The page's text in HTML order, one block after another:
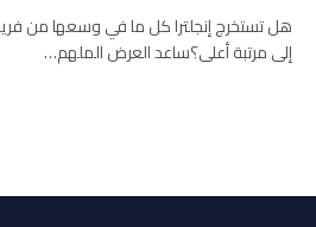
هل تستخرج إنجلترا كل ما في وسعها من
إلى مرتبة أعلى؟ساعد العرض الملهم…